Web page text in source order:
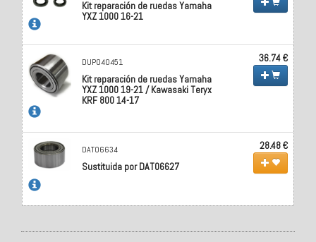
Kit reparación de ruedas Yamaha
YXZ 1000 16-21
DUP040451
Kit reparación de ruedas Yamaha
YXZ 1000 19-21 / Kawasaki Teryx
KRF 800 14-17
36.74 €
DAT06634
Sustituida por DAT06627
28.48 €